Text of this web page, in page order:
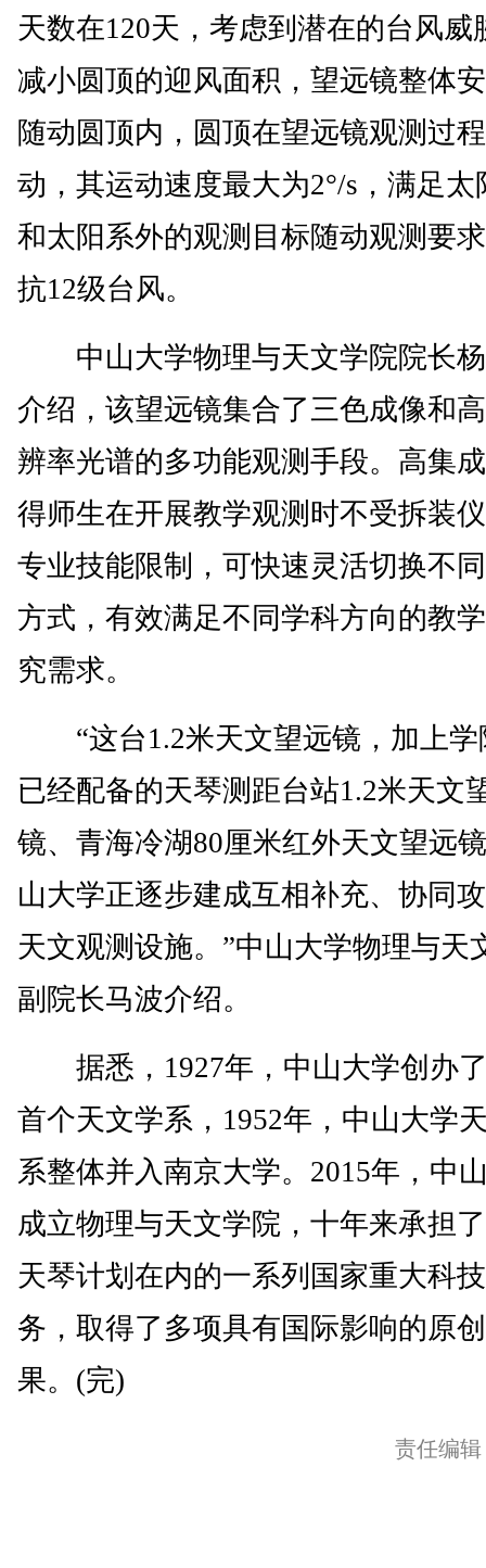
天数在120天，考虑到潜在的台风威
减小圆顶的迎风面积，望远镜整体
随动圆顶内，圆顶在望远镜观测过
动，其运动速度最大为2°/s，满足太
和太阳系外的观测目标随动观测要
抗12级台风。
中山大学物理与天文学院院长
介绍，该望远镜集合了三色成像和
辨率光谱的多功能观测手段。高集
得师生在开展教学观测时不受拆装
专业技能限制，可快速灵活切换不
方式，有效满足不同学科方向的教
究需求。
“这台1.2米天文望远镜，加上学
已经配备的天琴测距台站1.2米天文
镜、青海冷湖80厘米红外天文望远
山大学正逐步建成互相补充、协同
天文观测设施。”中山大学物理与天
副院长马波介绍。
据悉，1927年，中山大学创办
首个天文学系，1952年，中山大学
系整体并入南京大学。2015年，中
成立物理与天文学院，十年来承担
天琴计划在内的一系列国家重大科
务，取得了多项具有国际影响的原
果。(完)
责任编